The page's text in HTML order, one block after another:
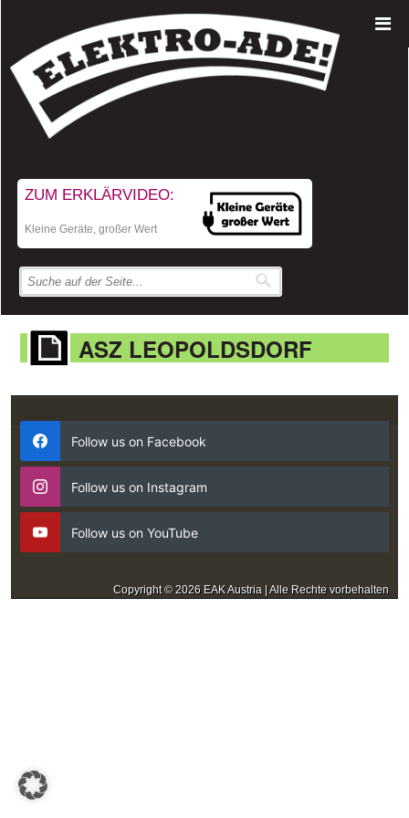
ZUM ERKLÄRVIDEO:
Kleine Geräte, großer Wert
ASZ LEOPOLDSDORF
Follow us on Facebook
Follow us on Instagram
Follow us on YouTube
Copyright © 2026 EAK Austria | Alle Rechte vorbehalten